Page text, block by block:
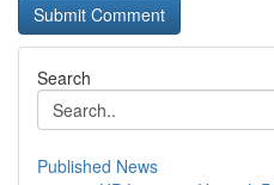
Search
Published News